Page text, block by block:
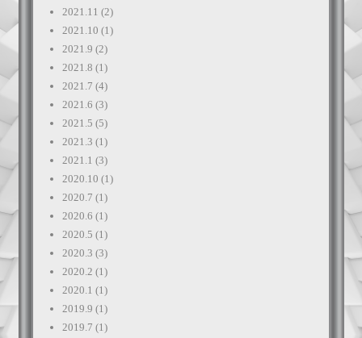
2021.11 (2)
2021.10 (1)
2021.9 (2)
2021.8 (1)
2021.7 (4)
2021.6 (3)
2021.5 (5)
2021.3 (1)
2021.1 (3)
2020.10 (1)
2020.7 (1)
2020.6 (1)
2020.5 (1)
2020.3 (3)
2020.2 (1)
2020.1 (1)
2019.9 (1)
2019.7 (1)